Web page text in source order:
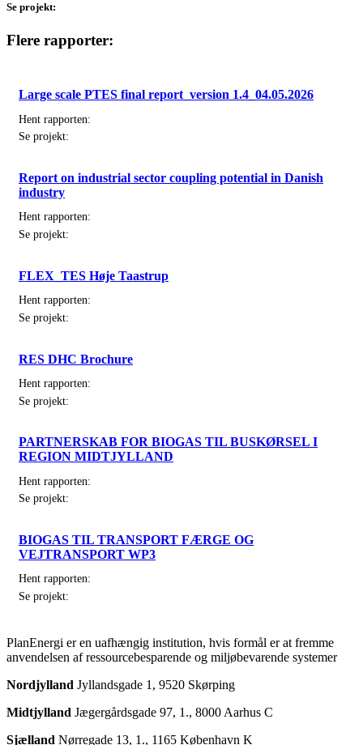
Se projekt:
Flere rapporter:
Large scale PTES final report_version 1.4_04.05.2026
Hent rapporten:
Se projekt:
Report on industrial sector coupling potential in Danish
industry
Hent rapporten:
Se projekt:
FLEX_TES Høje Taastrup
Hent rapporten:
Se projekt:
RES DHC Brochure
Hent rapporten:
Se projekt:
PARTNERSKAB FOR BIOGAS TIL BUSKØRSEL I
REGION MIDTJYLLAND
Hent rapporten:
Se projekt:
BIOGAS TIL TRANSPORT FÆRGE OG
VEJTRANSPORT WP3
Hent rapporten:
Se projekt:
PlanEnergi er en uafhængig institution, hvis formål er at fremme
anvendelsen af ressourcebesparende og miljøbevarende systemer
Nordjylland Jyllandsgade 1, 9520 Skørping
Midtjylland Jægergårdsgade 97, 1., 8000 Aarhus C
Sjælland Nørregade 13, 1., 1165 København K